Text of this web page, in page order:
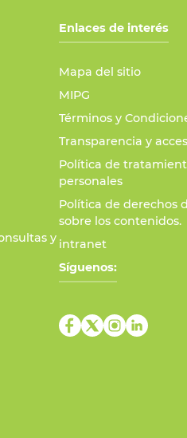
y
Enlaces de interés
Mapa del sitio
MIPG
Términos y
Transparencia y
Política de
personales
Política de derechos
sobre los contenidos.
intranet
Síguenos: